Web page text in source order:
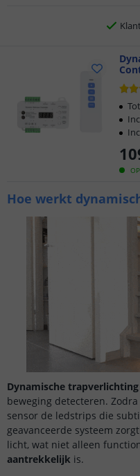
Voor 23:45
Hoe werkt
Dynamische trapverlichting
beweging detecteren.
sensor de ledstrips die
geavanceerde systeem
licht, wat niet alleen
aantrekkelijk is.